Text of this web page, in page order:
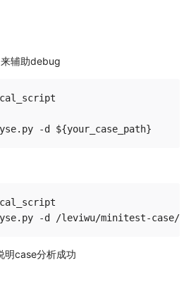
来辅助debug
明case分析成功